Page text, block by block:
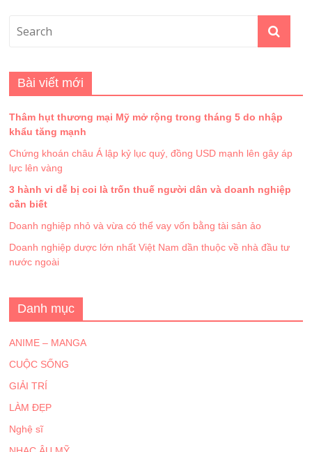
Bài viết mới
Thâm hụt thương mại Mỹ mở rộng trong tháng 5 do nhập
khẩu tăng mạnh
Chứng khoán châu Á lập kỷ lục quý, đồng USD mạnh lên gây áp
lực lên vàng
3 hành vi dễ bị coi là trốn thuế người dân và doanh nghiệp
cần biết
Doanh nghiệp nhỏ và vừa có thể vay vốn bằng tài sản ảo
Doanh nghiệp dược lớn nhất Việt Nam dần thuộc về nhà đầu tư
nước ngoài
Danh mục
ANIME – MANGA
CUỘC SỐNG
GIẢI TRÍ
LÀM ĐẸP
Nghệ sĩ